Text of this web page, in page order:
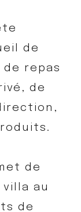
de
de repas
de
de
au
de